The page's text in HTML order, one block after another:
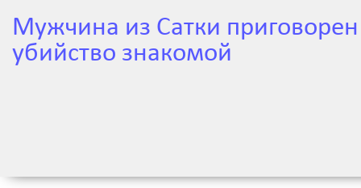
Мужчина из Сатки
убийство знакомой